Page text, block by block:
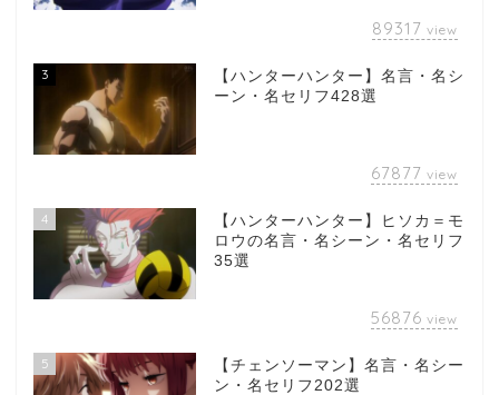
89317 view
3
【ハンターハンター】名言・名シ
ーン・名セリフ428選
67877 view
4
【ハンターハンター】ヒソカ＝モ
ロウの名言・名シーン・名セリフ
35選
56876 view
5
【チェンソーマン】名言・名シー
ン・名セリフ202選